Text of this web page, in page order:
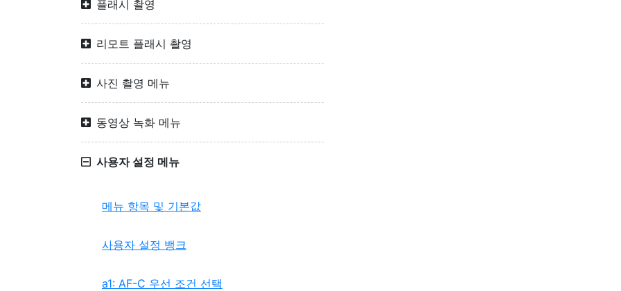
플래시 촬영
리모트 플래시 촬영
사진 촬영 메뉴
동영상 녹화 메뉴
사용자 설정 메뉴
메뉴 항목 및 기본값
사용자 설정 뱅크
a1: AF-C 우선 조건 선택